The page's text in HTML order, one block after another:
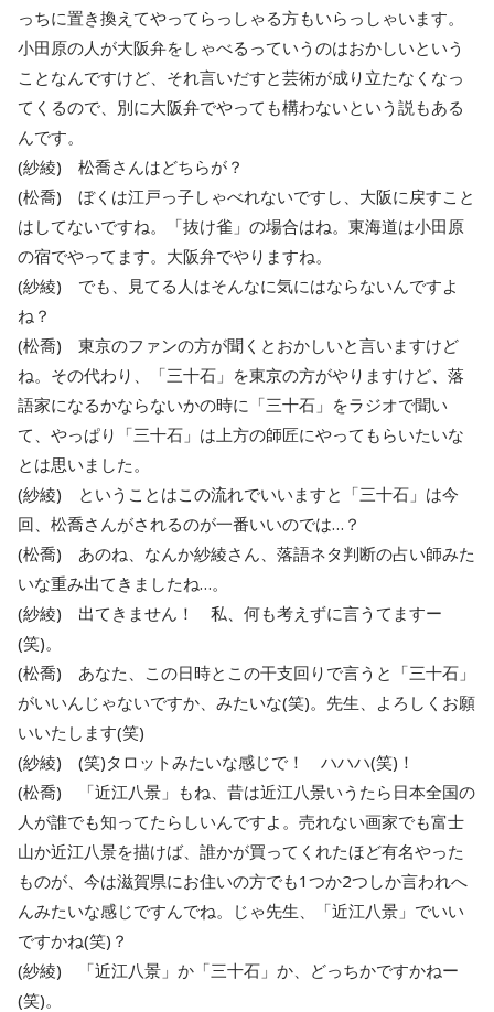
っちに置き換えてやってらっしゃる方もいらっしゃいます。
小田原の人が大阪弁をしゃべるっていうのはおかしいという
ことなんですけど、それ言いだすと芸術が成り立たなくなっ
てくるので、別に大阪弁でやっても構わないという説もある
んです。
(紗綾) 松喬さんはどちらが？
(松喬) ぼくは江戸っ子しゃべれないですし、大阪に戻すこと
はしてないですね。「抜け雀」の場合はね。東海道は小田原
の宿でやってます。大阪弁でやりますね。
(紗綾) でも、見てる人はそんなに気にはならないんですよ
ね？
(松喬) 東京のファンの方が聞くとおかしいと言いますけど
ね。その代わり、「三十石」を東京の方がやりますけど、落
語家になるかならないかの時に「三十石」をラジオで聞い
て、やっぱり「三十石」は上方の師匠にやってもらいたいな
とは思いました。
(紗綾) ということはこの流れでいいますと「三十石」は今
回、松喬さんがされるのが一番いいのでは…？
(松喬) あのね、なんか紗綾さん、落語ネタ判断の占い師みた
いな重み出てきましたね…。
(紗綾) 出てきません！ 私、何も考えずに言うてますー
(笑)。
(松喬) あなた、この日時とこの干支回りで言うと「三十石」
がいいんじゃないですか、みたいな(笑)。先生、よろしくお願
いいたします(笑)
(紗綾) (笑)タロットみたいな感じで！ ハハハ(笑)！
(松喬) 「近江八景」もね、昔は近江八景いうたら日本全国の
人が誰でも知ってたらしいんですよ。売れない画家でも富士
山か近江八景を描けば、誰かが買ってくれたほど有名やった
ものが、今は滋賀県にお住いの方でも1つか2つしか言われへ
んみたいな感じですんでね。じゃ先生、「近江八景」でいい
ですかね(笑)？
(紗綾) 「近江八景」か「三十石」か、どっちかですかねー
(笑)。